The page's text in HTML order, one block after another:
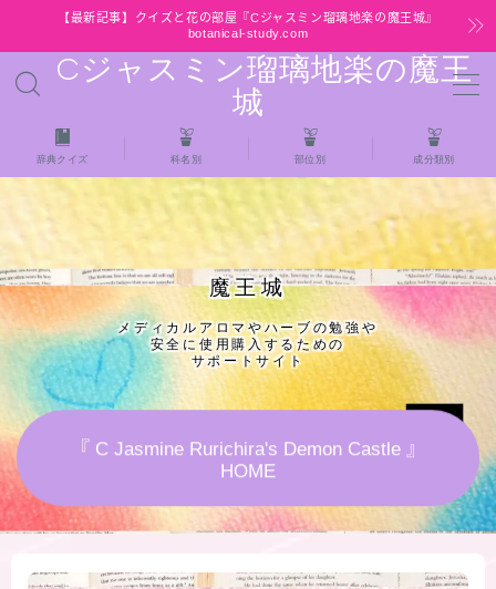
【最新記事】クイズと花の部屋『Cジャスミン瑠璃地楽の魔王城』
botanical-study.com
Cジャスミン瑠璃地楽の魔王
城
MENU
HOME
【最新】クイズと花の部屋
★全種/アロマハーブスパイス基材 プチ辞典ク
イズ＆プチ辞典
★アロマ検定＋αクイズ
★アロマハーブ傾向チェック
辞典クイズ 科名別 部位別 成分類別
魔王城
メディカルアロマやハーブの勉強や
安全に使用購入するための
サポートサイト
『 C Jasmine Rurichira's Demon Castle 』
HOME